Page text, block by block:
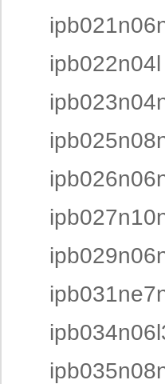
ipb022n04l